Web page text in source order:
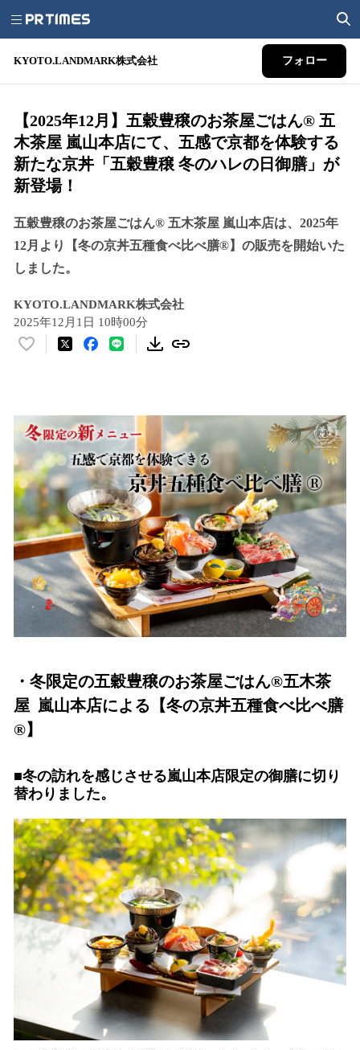
KYOTO.LANDMARK株式会社 フォロー
【2025年12月】五穀豊穣のお茶屋ごはん®︎ 五
木茶屋 嵐山本店にて、五感で京都を体験する
新たな京丼「五穀豊穣 冬のハレの日御膳」が
新登場！
五穀豊穣のお茶屋ごはん®︎ 五木茶屋 嵐山本店は、2025年
12月より【冬の京丼五種食べ比べ膳®︎】の販売を開始いた
しました。
KYOTO.LANDMARK株式会社
2025年12月1日 10時00分
い
数
を
み
込
み
中
で
す
・冬限定の五穀豊穣のお茶屋ごはん®︎五木茶
屋 嵐山本店による【冬の京丼五種食べ比べ膳
®︎】
■冬の訪れを感じさせる嵐山本店限定の御膳に切り
替わりました。